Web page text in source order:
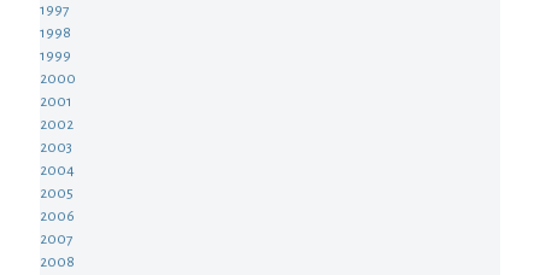
1997
1998
1999
2000
2001
2002
2003
2004
2005
2006
2007
2008